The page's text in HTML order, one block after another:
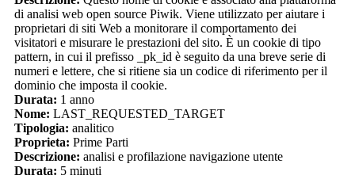
di analisi web open source Piwik. Viene utilizzato per aiutare i
proprietari di siti Web a monitorare il comportamento dei
visitatori e misurare le prestazioni del sito. È un cookie di tipo
pattern, in cui il prefisso _pk_id è seguito da una breve serie di
numeri e lettere, che si ritiene sia un codice di riferimento per il
dominio che imposta il cookie.
Durata: 1 anno
Nome: LAST_REQUESTED_TARGET
Tipologia: analitico
Proprieta: Prime Parti
Descrizione: analisi e profilazione navigazione utente
Durata: 5 minuti